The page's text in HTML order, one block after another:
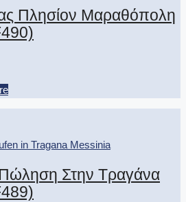
Πλησίον Μαραθόπολη
Στην Τραγάνα